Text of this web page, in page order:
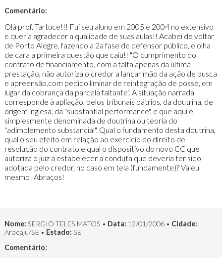
Comentário:
Olá prof. Tartuce!!! Fui seu aluno em 2005 e 2004 no extensivo
e queria agradecer a qualidade de suas aulas!! Acabei de voltar
de Porto Alegre, fazendo a 2a fase de defensor público, e olha
de cara a primeira questão que caiu!! "O cumprimento do
contrato de financiamento, com a falta apenas da última
prestação, não autoriza o credor a lançar mão da ação de busca
e apreensão,com pedido liminar de reintegração de posse, em
lugar da cobrança da parcela faltante". A situação narrada
corresponde à apliação, pelos tribunais pátrios, da doutrina, de
origem inglesa, da "substantial performance", e que aqui é
simplesmente denominada de doutrina ou teoria do
"adimplemento substancial". Qual o fundamento desta doutrina,
qual o seu efeito em relação ao exercício do direito de
resolução do contrato e qual o dispositivo do novo CC que
autoriza o juiz a estabelecer a conduta que deveria ter sido
adotada pelo credor, no caso em tela (fundamente)? Valeu
mesmo! Abraços!
Nome: SERGIO TELES MATOS • Data: 12/01/2006 • Cidade:
Aracaju/SE • Estado: SE
Comentário: